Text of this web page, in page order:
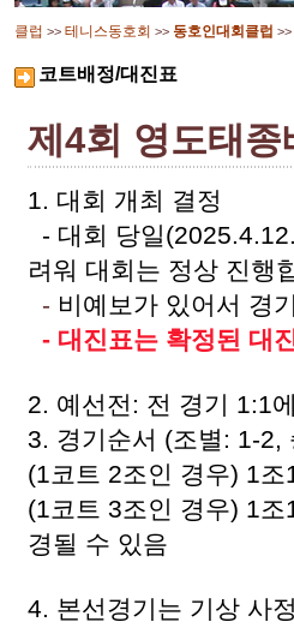
클럽 >> 테니스동호회 >> 동호인대회클럽 >>
코트배정/대진표
제4회 영도태
1. 대회 개최 결정
- 대회 당일
려워 대회는 정상 진행
- 비예보가 있어서 경
- 대진표는 확정된 대
2. 예선전: 전 경기 1:1
3. 경기순서 (조별: 1-2,
(1코트 2조인 경우) 1
(1코트 3조인 경우) 1
경될 수 있음
4. 본선경기는 기상 사